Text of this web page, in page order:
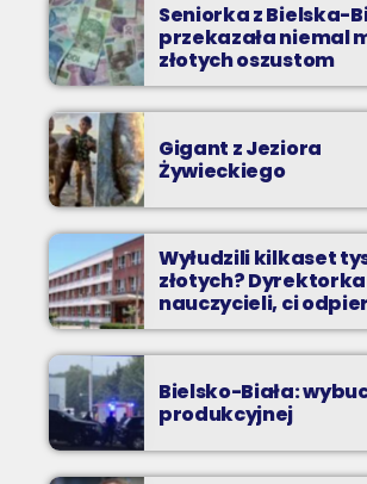
Seniorka z Bielska-
przekazała niemal
złotych oszustom
Gigant z Jeziora
Żywieckiego
Wyłudzili kilkaset
złotych?
nauczycieli, ci
zarzuty
Bielsko-Biała:
produkcyjnej